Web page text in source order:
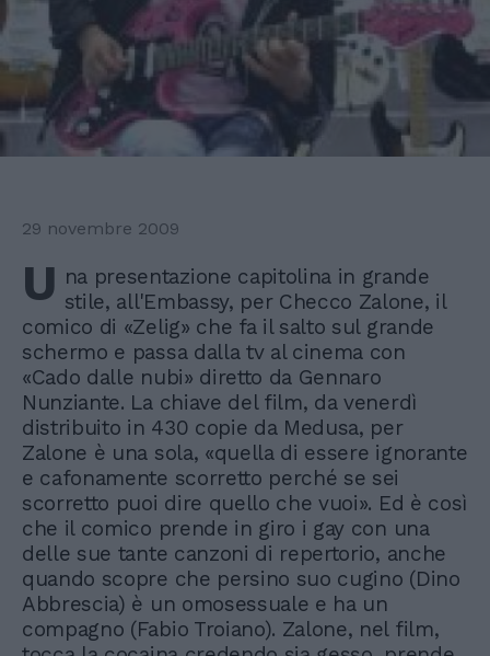
29 novembre 2009
U na presentazione capitolina in grande
stile, all'Embassy, per Checco Zalone, il
comico di «Zelig» che fa il salto sul grande
schermo e passa dalla tv al cinema con
«Cado dalle nubi» diretto da Gennaro
Nunziante. La chiave del film, da venerdì
distribuito in 430 copie da Medusa, per
Zalone è una sola, «quella di essere ignorante
e cafonamente scorretto perché se sei
scorretto puoi dire quello che vuoi». Ed è così
che il comico prende in giro i gay con una
delle sue tante canzoni di repertorio, anche
quando scopre che persino suo cugino (Dino
Abbrescia) è un omosessuale e ha un
compagno (Fabio Troiano). Zalone, nel film,